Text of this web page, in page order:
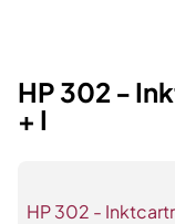
HP 302 -
+ I
HP 302 -